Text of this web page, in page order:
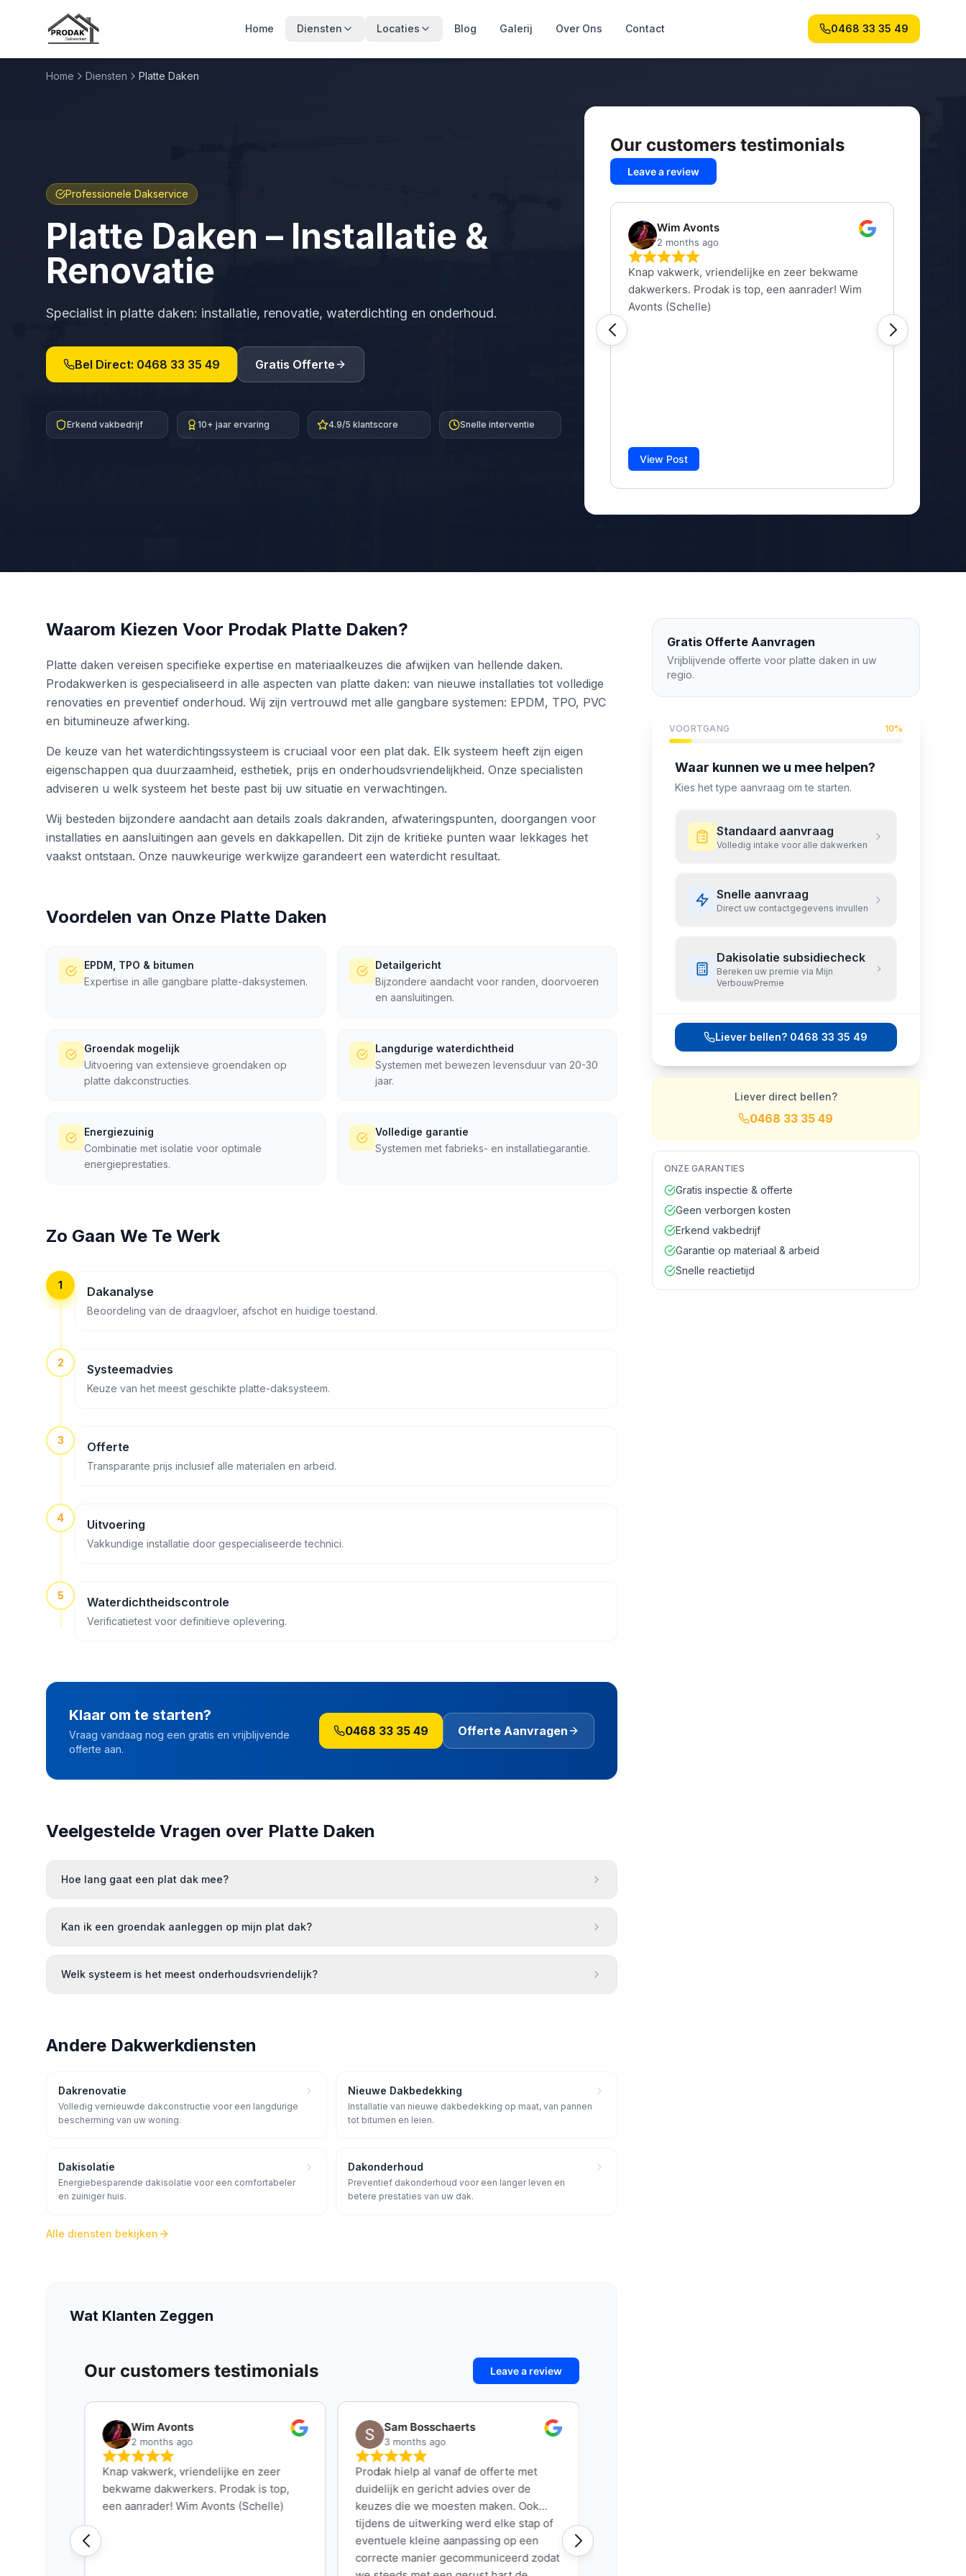
Home Diensten Locaties Blog Galerij Over Ons Contact 0468 33 35 49
Home Diensten Platte Daken
Professionele Dakservice
Platte Daken – Installatie &
Renovatie
Specialist in platte daken: installatie, renovatie, waterdichting en onderhoud.
Bel Direct: 0468 33 35 49 Gratis Offerte
Erkend vakbedrijf 10+ jaar ervaring 4.9/5 klantscore Snelle interventie
Waarom Kiezen Voor Prodak Platte Daken?
Platte daken vereisen specifieke expertise en materiaalkeuzes die afwijken van hellende daken.
Prodakwerken is gespecialiseerd in alle aspecten van platte daken: van nieuwe installaties tot volledige
renovaties en preventief onderhoud. Wij zijn vertrouwd met alle gangbare systemen: EPDM, TPO, PVC
en bitumineuze afwerking.
De keuze van het waterdichtingssysteem is cruciaal voor een plat dak. Elk systeem heeft zijn eigen
eigenschappen qua duurzaamheid, esthetiek, prijs en onderhoudsvriendelijkheid. Onze specialisten
adviseren u welk systeem het beste past bij uw situatie en verwachtingen.
Wij besteden bijzondere aandacht aan details zoals dakranden, afwateringspunten, doorgangen voor
installaties en aansluitingen aan gevels en dakkapellen. Dit zijn de kritieke punten waar lekkages het
vaakst ontstaan. Onze nauwkeurige werkwijze garandeert een waterdicht resultaat.
Voordelen van Onze Platte Daken
EPDM, TPO & bitumen
Expertise in alle gangbare platte-daksystemen.
Detailgericht
Bijzondere aandacht voor randen, doorvoeren
en aansluitingen.
Groendak mogelijk
Uitvoering van extensieve groendaken op
platte dakconstructies.
Langdurige waterdichtheid
Systemen met bewezen levensduur van 20-30
jaar.
Energiezuinig
Combinatie met isolatie voor optimale
energieprestaties.
Volledige garantie
Systemen met fabrieks- en installatiegarantie.
Zo Gaan We Te Werk
1 Dakanalyse
Beoordeling van de draagvloer, afschot en huidige toestand.
2 Systeemadvies
Keuze van het meest geschikte platte-daksysteem.
3 Offerte
Transparante prijs inclusief alle materialen en arbeid.
4 Uitvoering
Vakkundige installatie door gespecialiseerde technici.
5 Waterdichtheidscontrole
Verificatietest voor definitieve oplevering.
Klaar om te starten?
Vraag vandaag nog een gratis en vrijblijvende
offerte aan.
0468 33 35 49 Offerte Aanvragen
Veelgestelde Vragen over Platte Daken
Hoe lang gaat een plat dak mee?
Kan ik een groendak aanleggen op mijn plat dak?
Welk systeem is het meest onderhoudsvriendelijk?
Andere Dakwerkdiensten
Dakrenovatie
Volledig vernieuwde dakconstructie voor een langdurige
bescherming van uw woning.
Nieuwe Dakbedekking
Installatie van nieuwe dakbedekking op maat, van pannen
tot bitumen en leien.
Dakisolatie
Energiebesparende dakisolatie voor een comfortabeler
en zuiniger huis.
Dakonderhoud
Preventief dakonderhoud voor een langer leven en
betere prestaties van uw dak.
Alle diensten bekijken
Wat Klanten Zeggen
Gratis Offerte Aanvragen
Vrijblijvende offerte voor platte daken in uw
regio.
VOORTGANG 10%
Waar kunnen we u mee helpen?
Kies het type aanvraag om te starten.
Standaard aanvraag
Volledig intake voor alle dakwerken
Snelle aanvraag
Direct uw contactgegevens invullen
Dakisolatie subsidiecheck
Bereken uw premie via Mijn
VerbouwPremie
Liever bellen? 0468 33 35 49
Liever direct bellen?
0468 33 35 49
ONZE GARANTIES
Gratis inspectie & offerte
Geen verborgen kosten
Erkend vakbedrijf
Garantie op materiaal & arbeid
Snelle reactietijd